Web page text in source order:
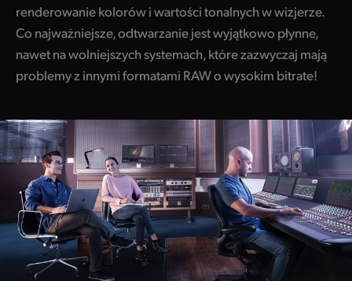
renderowanie kolorów i wartości tonalnych w wizjerze.
Co najważniejsze, odtwarzanie jest wyjątkowo płynne,
nawet na wolniejszych systemach, które zazwyczaj mają
problemy z innymi formatami RAW o wysokim bitrate!